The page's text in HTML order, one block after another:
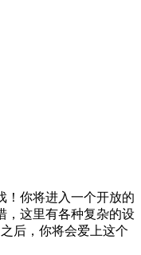
！你将进入一个开放的
，这里有各种复杂的设
后，你将会爱上这个